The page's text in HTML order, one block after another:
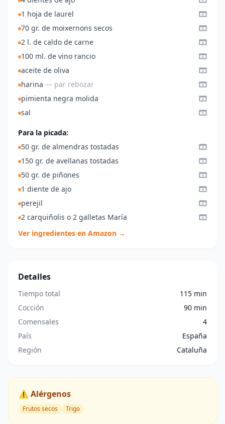
1 hoja de laurel
70 gr. de moixernons secos
2 l. de caldo de carne
100 ml. de vino rancio
aceite de oliva
harina — par rebozar
pimienta negra molida
sal
Para la picada:
50 gr. de almendras tostadas
150 gr. de avellanas tostadas
50 gr. de piñones
1 diente de ajo
perejil
2 carquiñolis o 2 galletas María
Ver ingredientes en Amazon →
Detalles
Tiempo total
115 min
Cocción
90 min
Comensales
4
País
España
Región
Cataluña
⚠️ Alérgenos
Frutos secos Trigo